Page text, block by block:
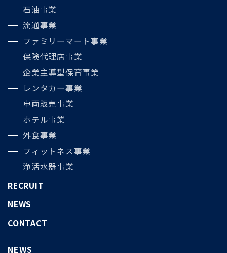
石油事業
流通事業
ファミリーマート事業
保険代理店事業
企業主導型保育事業
レンタカー事業
車両販売事業
ホテル事業
外食事業
フィットネス事業
浄活水器事業
RECRUIT
NEWS
CONTACT
NEWS